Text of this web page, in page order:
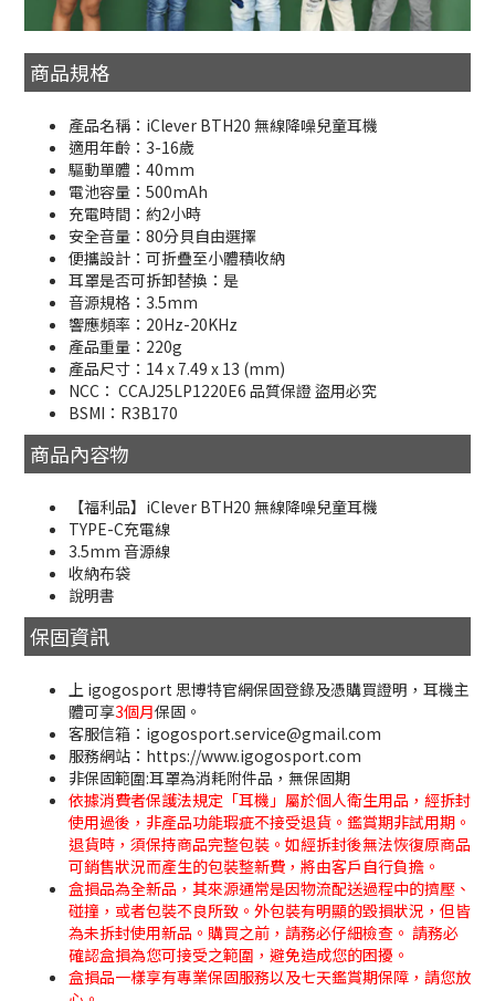
商品規格
產品名稱：iClever BTH20 無線降噪兒童耳機
適用年齡：3-16歲
驅動單體：40mm
電池容量：500mAh
充電時間：約2小時
安全音量：80分貝自由選擇
便攜設計：可折疊至小體積收納
耳罩是否可拆卸替換：是
音源規格：3.5mm
響應頻率：20Hz-20KHz
產品重量：220g
產品尺寸：14 x 7.49 x 13 (mm)
NCC： CCAJ25LP1220E6 品質保證 盜用必究
BSMI：R3B170
商品內容物
【福利品】iClever BTH20 無線降噪兒童耳機
TYPE-C充電線
3.5mm 音源線
收納布袋
說明書
保固資訊
上 igogosport 思博特官網保固登錄及憑購買證明，耳機主
體可享3個月保固。
客服信箱：igogosport.service@gmail.com
服務網站：https://www.igogosport.com
非保固範圍:耳罩為消耗附件品，無保固期
依據消費者保護法規定「耳機」屬於個人衛生用品，經拆封
使用過後，非產品功能瑕疵不接受退貨。鑑賞期非試用期。
退貨時，須保持商品完整包裝。如經拆封後無法恢復原商品
可銷售狀況而產生的包裝整新費，將由客戶自行負擔。
盒損品為全新品，其來源通常是因物流配送過程中的擠壓、
碰撞，或者包裝不良所致。外包裝有明顯的毀損狀況，但皆
為未拆封使用新品。購買之前，請務必仔細檢查。 請務必
確認盒損為您可接受之範圍，避免造成您的困擾。
盒損品一樣享有專業保固服務以及七天鑑賞期保障，請您放